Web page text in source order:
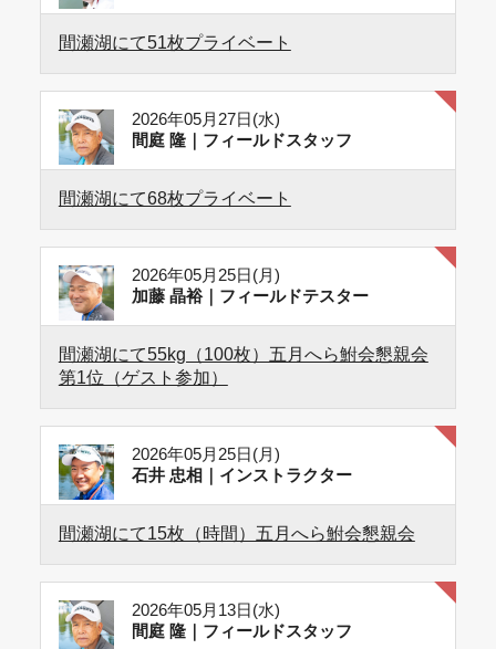
間瀬湖にて51枚プライベート
2026年05月27日(水)
間庭 隆｜フィールドスタッフ
間瀬湖にて68枚プライベート
2026年05月25日(月)
加藤 晶裕｜フィールドテスター
間瀬湖にて55kg（100枚）五月へら鮒会懇親会
第1位（ゲスト参加）
2026年05月25日(月)
石井 忠相｜インストラクター
間瀬湖にて15枚（時間）五月へら鮒会懇親会
2026年05月13日(水)
間庭 隆｜フィールドスタッフ